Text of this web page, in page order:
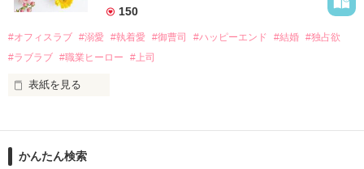
夏木美桜(なつきみお)
鳴海哲平 (なるみてっぺい)
2026.6.5～2026.7.25
なぜか恭司から飼い猫の世話係を命じられた美桜は、猫の世
の関係となってしまい――？
150
#オフィスラブ #溺愛 #執着愛 #御曹司 #ハッピーエンド #結婚 #独占欲
#ラブラブ #職業ヒーロー #上司
表紙を見る
ションの企画戦略室で働いている。
めた、同期で恋人の石垣守（26）がいるのだが、後輩の姫原由
かんたん検索